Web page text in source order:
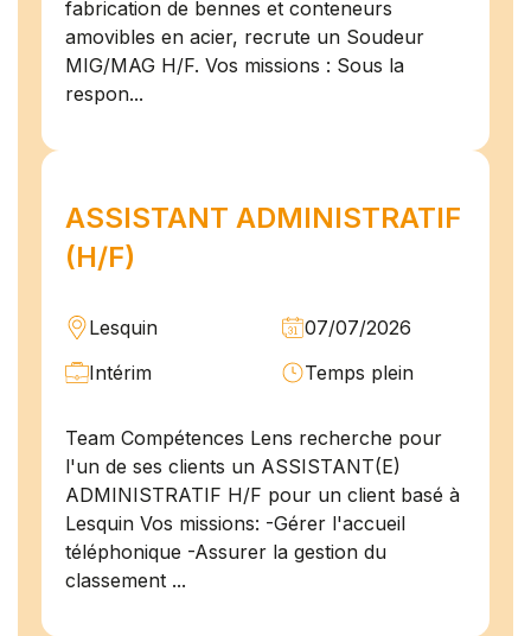
fabrication de bennes et conteneurs
amovibles en acier, recrute un Soudeur
MIG/MAG H/F. Vos missions : Sous la
respon...
ASSISTANT ADMINISTRATIF
(H/F)
Lesquin
07/07/2026
Intérim
Temps plein
Team Compétences Lens recherche pour
l'un de ses clients un ASSISTANT(E)
ADMINISTRATIF H/F pour un client basé à
Lesquin Vos missions: -Gérer l'accueil
téléphonique -Assurer la gestion du
classement ...